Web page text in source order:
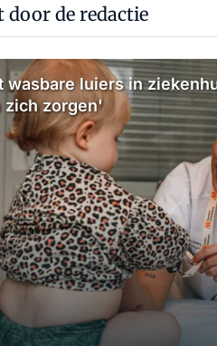
door de redactie
wasbare luiers in
zich zorgen'